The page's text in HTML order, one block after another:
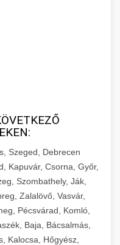
Szeged, Debrecen
Kapuvár, Csorna, Győr,
Szombathely, Ják,
Zalalövő, Vasvár,
Pécsvárad, Komló,
Baja, Bácsalmás,
Kalocsa, Hőgyész,